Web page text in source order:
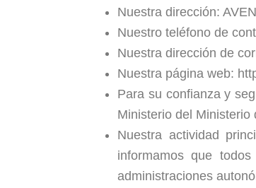
Nuestra dirección:
Nuestro teléfono de
Nuestra dirección de
Nuestra página web:
Para su confianza y
Ministerio del Ministerio
Nuestra actividad
informamos que
administraciones